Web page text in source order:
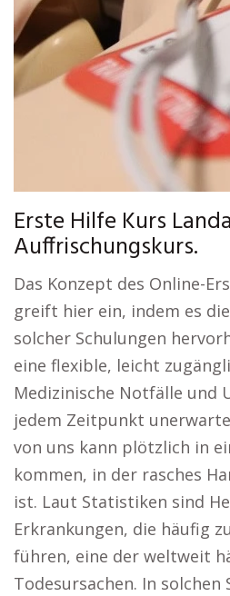
Erste Hilfe Kurs
Auffrischungskurs.
Das Konzept des Online-
greift hier ein, indem es
solcher Schulungen
eine flexible, leicht
Medizinische Notfälle und
jedem Zeitpunkt
von uns kann plötzlich in
kommen, in der rasches
ist. Laut Statistiken sind
Erkrankungen, die häufig
führen, eine der weltweit
Todesursachen. In